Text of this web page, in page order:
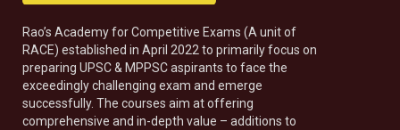
Rao’s Academy for Competitive Exams (A unit of
RACE) established in April 2022 to primarily focus on
preparing UPSC & MPPSC aspirants to face the
exceedingly challenging exam and emerge
successfully. The courses aim at offering
comprehensive and in-depth value – additions to